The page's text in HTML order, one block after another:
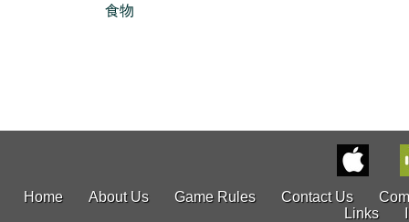
食物
Home About Us Game Rules Contact Us
Links